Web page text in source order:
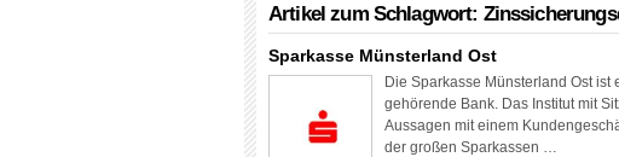
Artikel zum Schlagwort:
Sparkasse Münsterland Ost
Die Sparkasse Münsterland Ost
gehörende Bank. Das Institut mit
Aussagen mit einem
der großen Sparkassen …